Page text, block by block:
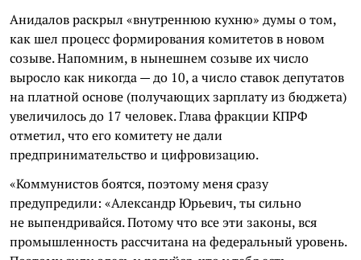
Анидалов раскрыл «внутреннюю кухню» думы о том,
как шел процесс формирования комитетов в новом
созыве. Напомним, в нынешнем созыве их число
выросло как никогда — до 10, а число ставок депутатов
на платной основе (получающих зарплату из бюджета)
увеличилось до 17 человек. Глава фракции КПРФ
отметил, что его комитету не дали
предпринимательство и цифровизацию.
«Коммунистов боятся, поэтому меня сразу
предупредили: «Александр Юрьевич, ты сильно
не выпендривайся. Потому что все эти законы, вся
промышленность рассчитана на федеральный уровень.